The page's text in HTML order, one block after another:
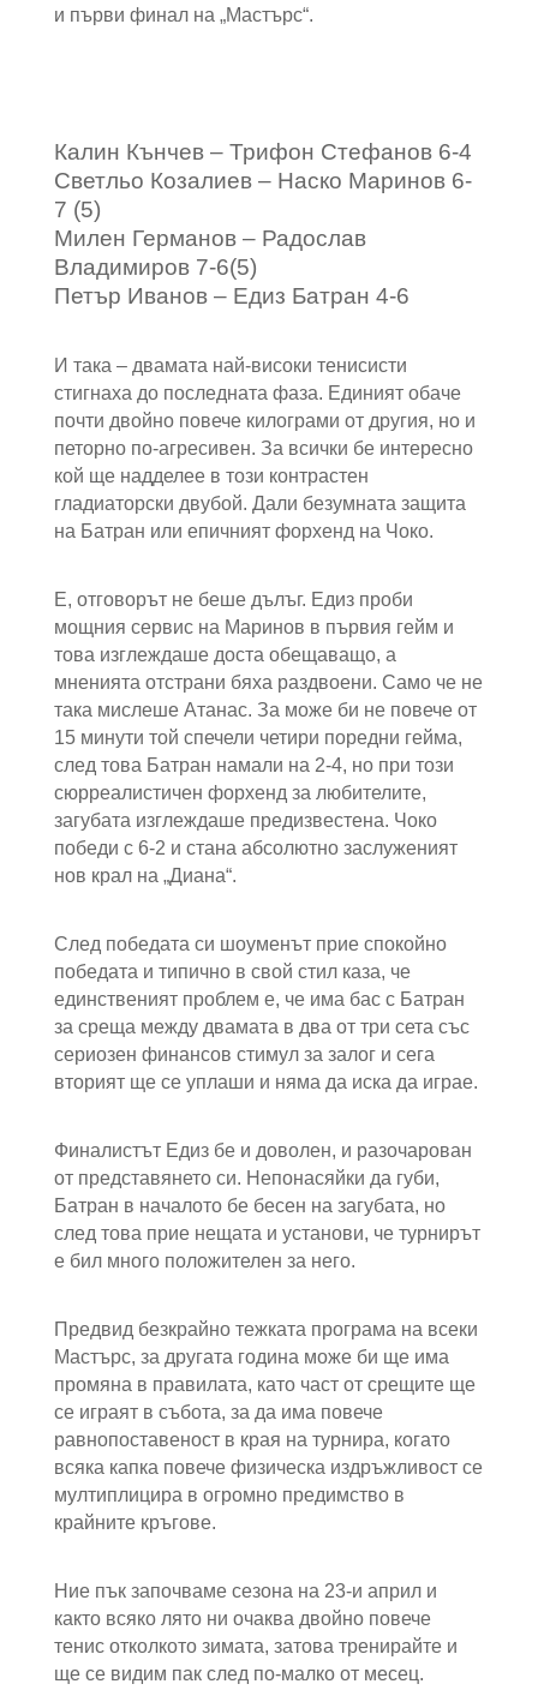
и първи финал на „Мастърс“.
Калин Кънчев – Трифон Стефанов 6-4
Светльо Козалиев – Наско Маринов 6-
7 (5)
Милен Германов – Радослав
Владимиров 7-6(5)
Петър Иванов – Едиз Батран 4-6
И така – двамата най-високи тенисисти
стигнаха до последната фаза. Единият обаче
почти двойно повече килограми от другия, но и
петорно по-агресивен. За всички бе интересно
кой ще надделее в този контрастен
гладиаторски двубой. Дали безумната защита
на Батран или епичният форхенд на Чоко.
Е, отговорът не беше дълъг. Едиз проби
мощния сервис на Маринов в първия гейм и
това изглеждаше доста обещаващо, а
мненията отстрани бяха раздвоени. Само че не
така мислеше Атанас. За може би не повече от
15 минути той спечели четири поредни гейма,
след това Батран намали на 2-4, но при този
сюрреалистичен форхенд за любителите,
загубата изглеждаше предизвестена. Чоко
победи с 6-2 и стана абсолютно заслуженият
нов крал на „Диана“.
След победата си шоуменът прие спокойно
победата и типично в свой стил каза, че
единственият проблем е, че има бас с Батран
за среща между двамата в два от три сета със
сериозен финансов стимул за залог и сега
вторият ще се уплаши и няма да иска да играе.
Финалистът Едиз бе и доволен, и разочарован
от представянето си. Непонасяйки да губи,
Батран в началото бе бесен на загубата, но
след това прие нещата и установи, че турнирът
е бил много положителен за него.
Предвид безкрайно тежката програма на всеки
Мастърс, за другата година може би ще има
промяна в правилата, като част от срещите ще
се играят в събота, за да има повече
равнопоставеност в края на турнира, когато
всяка капка повече физическа издръжливост се
мултиплицира в огромно предимство в
крайните кръгове.
Ние пък започваме сезона на 23-и април и
както всяко лято ни очаква двойно повече
тенис отколкото зимата, затова тренирайте и
ще се видим пак след по-малко от месец.